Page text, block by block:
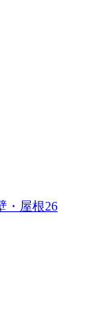
・屋根26